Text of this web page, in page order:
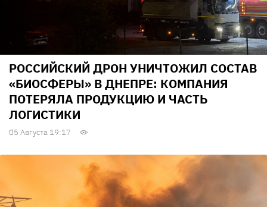
РОССИЙСКИЙ ДРОН УНИЧТОЖИЛ СОСТАВ
«БИОСФЕРЫ» В ДНЕПРЕ: КОМПАНИЯ
ПОТЕРЯЛА ПРОДУКЦИЮ И ЧАСТЬ
ЛОГИСТИКИ
05 Августа 19:17